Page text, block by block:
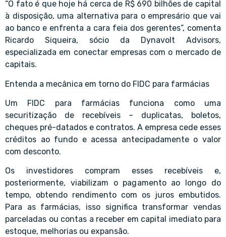
“O fato é que hoje há cerca de R$ 690 bilhões de capital
à disposição, uma alternativa para o empresário que vai
ao banco e enfrenta a cara feia dos gerentes”, comenta
Ricardo Siqueira, sócio da Dynavolt Advisors,
especializada em conectar empresas com o mercado de
capitais.
Entenda a mecânica em torno do FIDC para farmácias
Um FIDC para farmácias funciona como uma
securitização de recebíveis – duplicatas, boletos,
cheques pré-datados e contratos. A empresa cede esses
créditos ao fundo e acessa antecipadamente o valor
com desconto.
Os investidores compram esses recebíveis e,
posteriormente, viabilizam o pagamento ao longo do
tempo, obtendo rendimento com os juros embutidos.
Para as farmácias, isso significa transformar vendas
parceladas ou contas a receber em capital imediato para
estoque, melhorias ou expansão.